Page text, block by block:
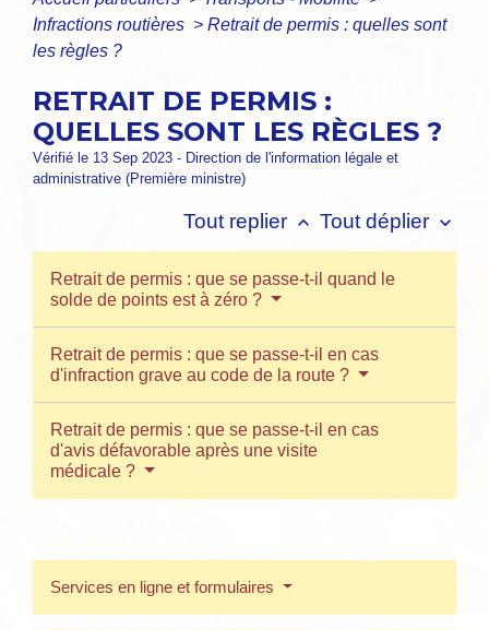
Infractions routières > Retrait de permis : quelles sont
les règles ?
RETRAIT DE PERMIS :
QUELLES SONT LES RÈGLES ?
Vérifié le 13 Sep 2023 - Direction de l'information légale et
administrative (Première ministre)
Tout replier keyboard_arrow_up Tout déplier keyboard_arrow_down
Retrait de permis : que se passe-t-il quand le
solde de points est à zéro ?
Retrait de permis : que se passe-t-il en cas
d'infraction grave au code de la route ?
Retrait de permis : que se passe-t-il en cas
d'avis défavorable après une visite
médicale ?
Services en ligne et formulaires